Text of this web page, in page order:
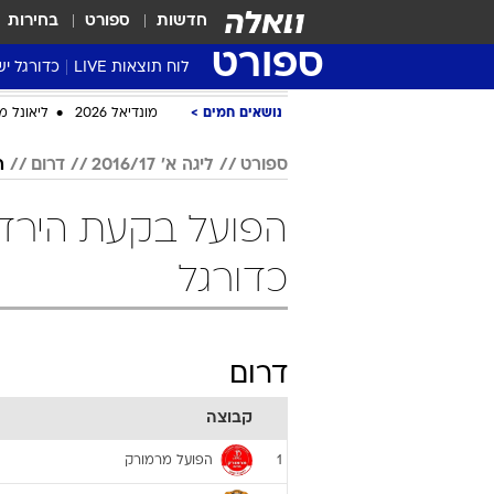
חדשות ספורט בחירות
ספורט לוח תוצאות LIVE כדורגל
ליגת העל Winner
גביע
שגרירים
ליגה
נושאים חמים מונדיאל 2026 ליאונל
ספורט ליגה א' 2016/17 דרום
כדורגל
דרום
קבוצה
1 הפועל מרמורק